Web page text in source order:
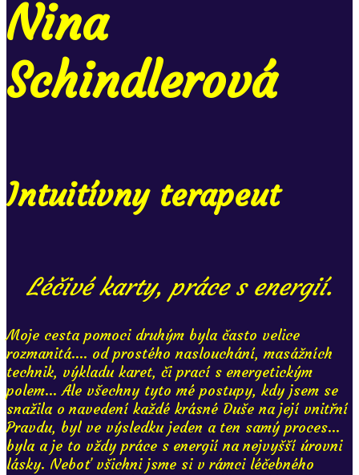
Nina
Schindlerová
Intuitívny terapeut
Léčivé karty, práce s energií.
Moje cesta pomoci druhým byla často velice
rozmanitá.... od prostého naslouchání, masážních
technik, výkladu karet, či prací s energetickým
polem... Ale všechny tyto mé postupy, kdy jsem se
snažila o navedení každé krásné Duše na její vnitřní
Pravdu, byl ve výsledku jeden a ten samý proces...
byla a je to vždy práce s energií na nejvyšší úrovni
lásky. Neboť všichni jsme si v rámci léčebného